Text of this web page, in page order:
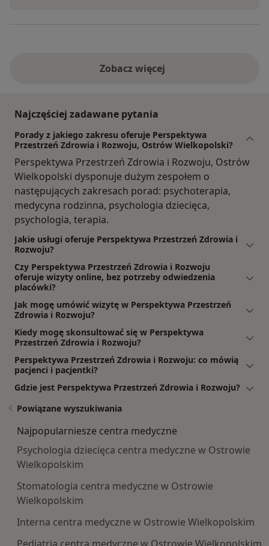
Zobacz więcej
Najczęściej zadawane pytania
Porady z jakiego zakresu oferuje Perspektywa
Przestrzeń Zdrowia i Rozwoju, Ostrów Wielkopolski?
Perspektywa Przestrzeń Zdrowia i Rozwoju, Ostrów
Wielkopolski dysponuje dużym zespołem o
następujących zakresach porad: psychoterapia,
medycyna rodzinna, psychologia dziecięca,
psychologia, terapia.
Jakie usługi oferuje Perspektywa Przestrzeń Zdrowia i
Rozwoju?
Czy Perspektywa Przestrzeń Zdrowia i Rozwoju
oferuje wizyty online, bez potrzeby odwiedzenia
placówki?
Jak mogę umówić wizytę w Perspektywa Przestrzeń
Zdrowia i Rozwoju?
Kiedy mogę skonsultować się w Perspektywa
Przestrzeń Zdrowia i Rozwoju?
Perspektywa Przestrzeń Zdrowia i Rozwoju: co mówią
pacjenci i pacjentki?
Gdzie jest Perspektywa Przestrzeń Zdrowia i Rozwoju?
Powiązane wyszukiwania
Najpopularniesze centra medyczne
Psychologia dziecięca centra medyczne w Ostrowie
Wielkopolskim
Stomatologia centra medyczne w Ostrowie
Wielkopolskim
Interna centra medyczne w Ostrowie Wielkopolskim